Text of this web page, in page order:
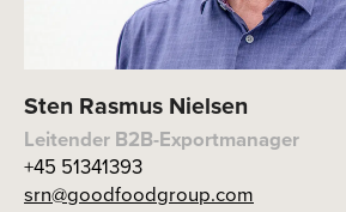
Sten Rasmus Nielsen
Leitender B2B-Exportmanager
+45 51341393
srn@goodfoodgroup.com